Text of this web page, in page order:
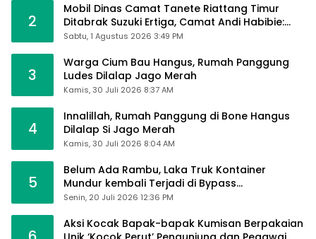
2
Mobil Dinas Camat Tanete Riattang Timur
Ditabrak Suzuki Ertiga, Camat Andi Habibie:
Alhamdulillah Saya Baik-Baik Saja
Sabtu, 1 Agustus 2026 3:49 PM
3
Warga Cium Bau Hangus, Rumah Panggung
Ludes Dilalap Jago Merah
Kamis, 30 Juli 2026 8:37 AM
4
Innalillah, Rumah Panggung di Bone Hangus
Dilalap Si Jago Merah
Kamis, 30 Juli 2026 8:04 AM
5
Belum Ada Rambu, Laka Truk Kontainer
Mundur kembali Terjadi di Bypass
Sumpallabbu
Senin, 20 Juli 2026 12:36 PM
Aksi Kocak Bapak-bapak Kumisan Berpakaian